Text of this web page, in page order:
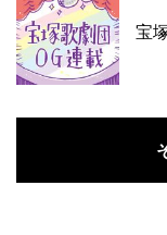
宝